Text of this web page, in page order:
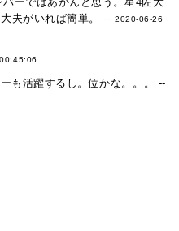
夫がいれば簡単。 --2020-06-26
も活躍するし。位かな。。。 --